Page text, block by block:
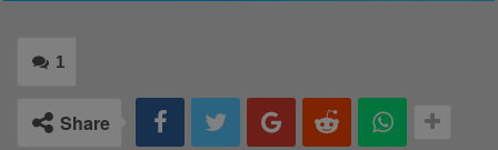
1
Share